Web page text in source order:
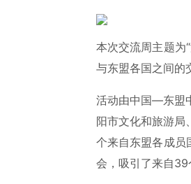
本次交流周主题为
与东盟各国之间的
活动由中国—东盟
阳市文化和旅游
个来自东盟各成员
会，吸引了来自39